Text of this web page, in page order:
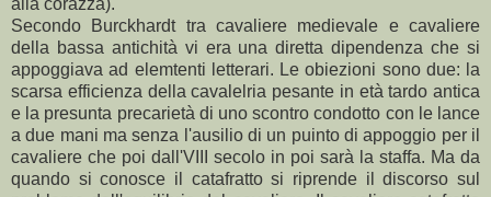
Secondo Burckhardt tra cavaliere medievale e cavaliere
della bassa antichità vi era una diretta dipendenza che si
appoggiava ad elemtenti letterari. Le obiezioni sono due: la
scarsa efficienza della cavalelria pesante in età tardo antica
e la presunta precarietà di uno scontro condotto con le lance
a due mani ma senza l'ausilio di un puinto di appoggio per il
cavaliere che poi dall'VIII secolo in poi sarà la staffa. Ma da
quando si conosce il catafratto si riprende il discorso sul